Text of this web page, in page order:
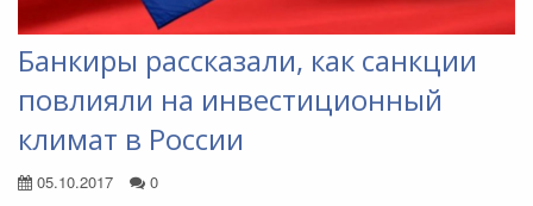
Банкиры рассказали, как санкции
повлияли на инвестиционный
климат в России
05.10.2017 0